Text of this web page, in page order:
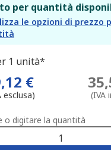
per quantità
le opzioni di prezzo
1 unità*
€
esclusa) (IVA
o digitare la quantità